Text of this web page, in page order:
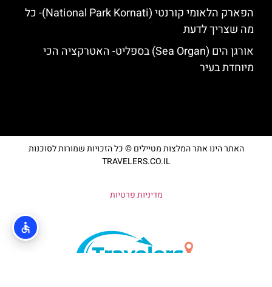
הפארק הלאומי קורנטי (National Park Kornati)- כל
מה שצריך לדעת
אורגן הים (Sea Organ) בספליט- האטרקציה הכי
מיוחדת בעיר
האתר הינו אתר המלצות מטיילים © כל הזכויות שמורות לסוכנות
TRAVELERS.CO.IL
מדיניות פרטיות